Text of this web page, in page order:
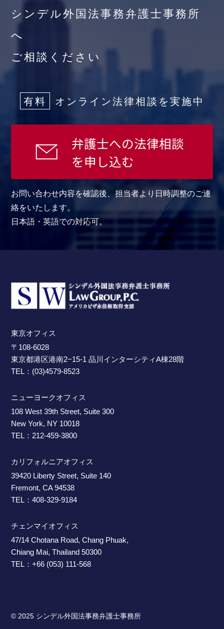
シンデル外国法事務弁護士事務所
へ
ご相談ください
有料 オンライン法律相談を実施中
弁護士への法律相談
を申し込む
お問い合わせ内容を確認後、担当者より日時調整のご連
絡をいたします。
日本語・英語での対応可。
東京オフィス
〒108-6028
東京都港区港南2−15-1 品川インターシティA棟28階
TEL：(03)4579-8523
ニューヨークオフィス
108 West 39th Street, Suite 300
New York, NY 10018
TEL：212-459-3800
カリフォルニアオフィス
39420 Liberty Street, Suite 140
Fremont, CA 94538
TEL：408-329-9184
チェンマイオフィス
47/14 Chotana Road, Chang Phuak,
Chiang Mai, Thailand 50300
TEL：+66 (053) 111-568
© 2025 シンデル外国法事務弁護士事務所